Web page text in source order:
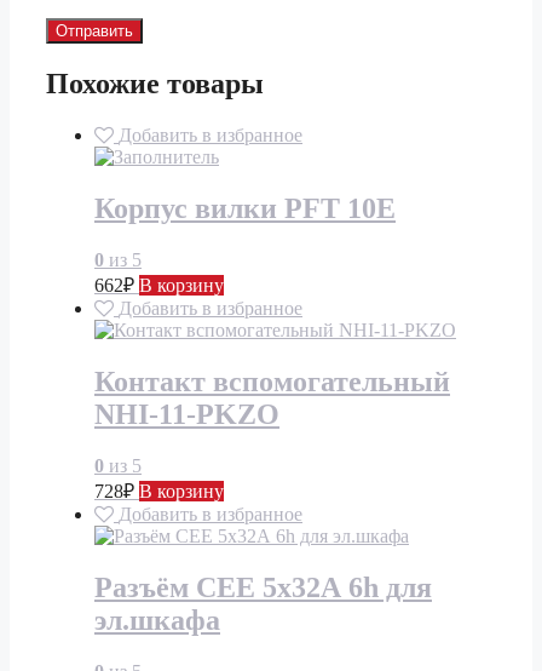
Похожие товары
Добавить в избранное
Корпус вилки PFT 10Е
0 из 5
662₽ В корзину
Добавить в избранное
Контакт вспомогательный
NHI-11-PKZO
0 из 5
728₽ В корзину
Добавить в избранное
Разъём СЕЕ 5х32А 6h для
эл.шкафа